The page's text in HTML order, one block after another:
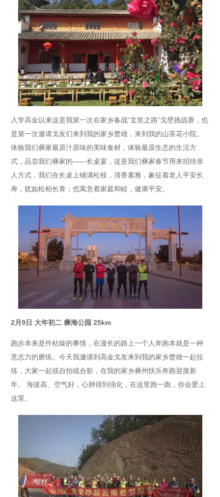
入学高金以来这是我第一次在家乡备战“玄奘之路”戈壁挑战赛，也
是第一次邀请戈友们来到我的家乡楚雄，来到我的山茶花小院。
体验我们彝家最原汁原味的美味食材，体验最原生态的生活方
式，品尝我们彝家的——长桌宴，这是我们彝家春节用来招待亲
人方式，我们在长桌上铺满松枝，清香素雅，象征着老人平安长
寿，犹如松柏长青；也寓意着家庭和睦，健康平安。
2月9日 大年初二 彝海公园 25km
跑步本来是件枯燥的事情，在漫长的路上一个人奔跑本就是一种
意志力的磨练。今天我邀请到高金戈友来到我的家乡楚雄一起拉
练，大家一起或自拍或合影，在我的家乡彝州快乐奔跑迎接新
年。
海拔高、空气好，心肺得到强化，在这里跑一跑，你会爱上
这里。